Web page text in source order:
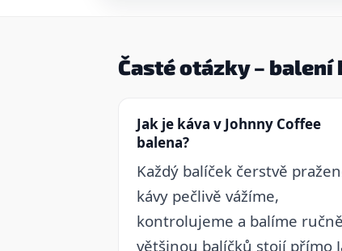
Časté otázky – balení
Jak je káva v Johnny Coffee
balena?
Každý balíček čerstvě
kávy pečlivě vážíme,
kontrolujeme a balíme
většinou balíčků stojí přímo